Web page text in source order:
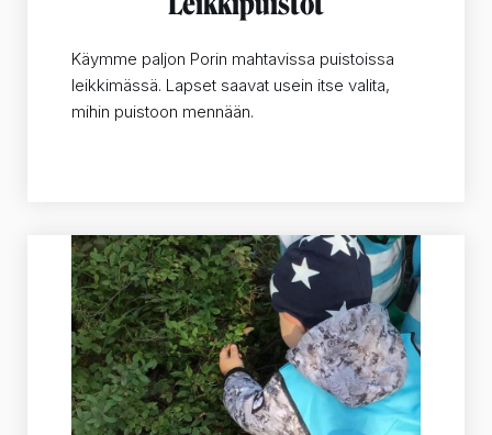
Käymme paljon Porin mahtavissa puistoissa
leikkimässä. Lapset saavat usein itse valita,
mihin puistoon mennään.